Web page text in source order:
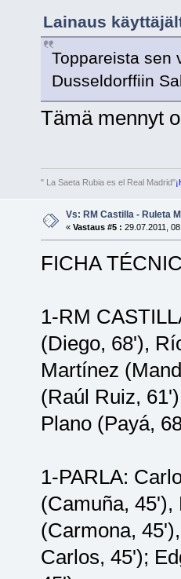
Lainaus
Toppareista sen
Dusseldorffiin
Tämä mennyt
" La Saeta Rubia es el Real Madrid"
Vs: RM Castilla - Ruleta
« Vastaus #5 : 29.07.2011,
FICHA
1-RM
(Diego, 68'),
Martínez
(Raúl Ruiz,
Plano (Payá,
1-PARLA:
(Camuña, 45'),
(Carmona,
Carlos, 45');